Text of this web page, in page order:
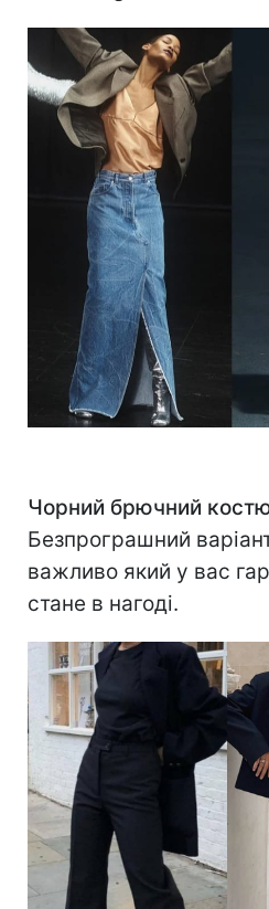
Чорний брючний
Безпрограшний
важливо який у вас
стане в нагоді.